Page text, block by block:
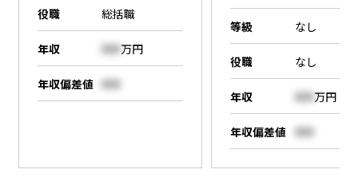
役職 総括職
年収 000万円
年収偏差値 000
等級 なし
役職 なし
年収 000万円
年収偏差値 000